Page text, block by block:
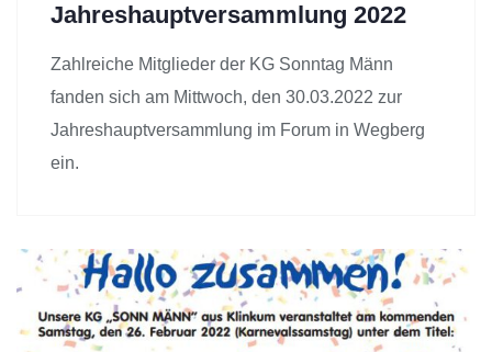
Jahreshauptversammlung 2022
Zahlreiche Mitglieder der KG Sonntag Männ
fanden sich am Mittwoch, den 30.03.2022 zur
Jahreshauptversammlung im Forum in Wegberg
ein.